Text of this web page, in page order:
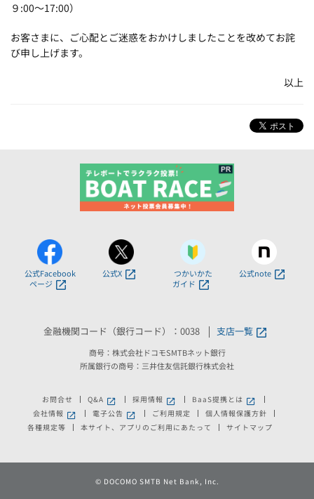
９:00～17:00）
お客さまに、ご心配とご迷惑をおかけしましたことを改めてお詫
び申し上げます。
以上
公式Facebook
ページ
公式X
つかいかた
ガイド
公式note
金融機関コード（銀行コード）：0038 支店一覧
商号：株式会社ドコモSMTBネット銀行
所属銀行の商号：三井住友信託銀行株式会社
お問合せ Q&A 新しいウィンドウで開きます。
採用情報 新しいウィンドウで開きます。
BaaS提携とは 新しいウィンドウ
会社情報新しいウィンドウで開きます。
電子公告新しいウィンドウで開きます。
ご利用規定
個人情報保護方針
各種規定等
本サイト、アプリのご利用にあたって サイトマップ
© DOCOMO SMTB Net Bank, Inc.